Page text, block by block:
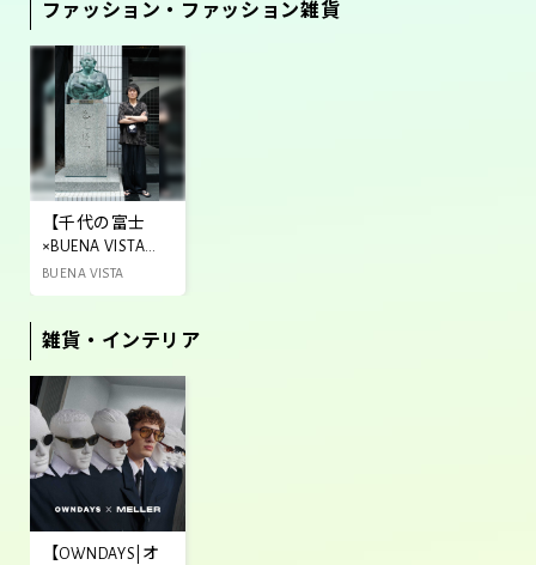
ファッション・ファッション雑貨
【千代の富士
×BUENA VISTAコ
ラボレーション
BUENA VISTA
雑貨・インテリア
【OWNDAYS|オ